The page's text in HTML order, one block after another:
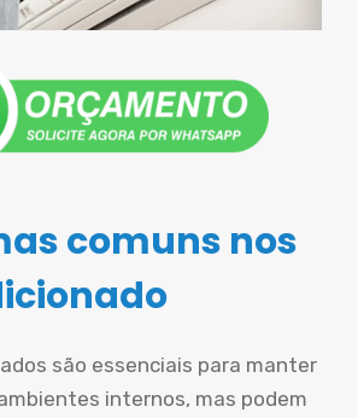
comuns nos
são essenciais para manter
internos, mas podem